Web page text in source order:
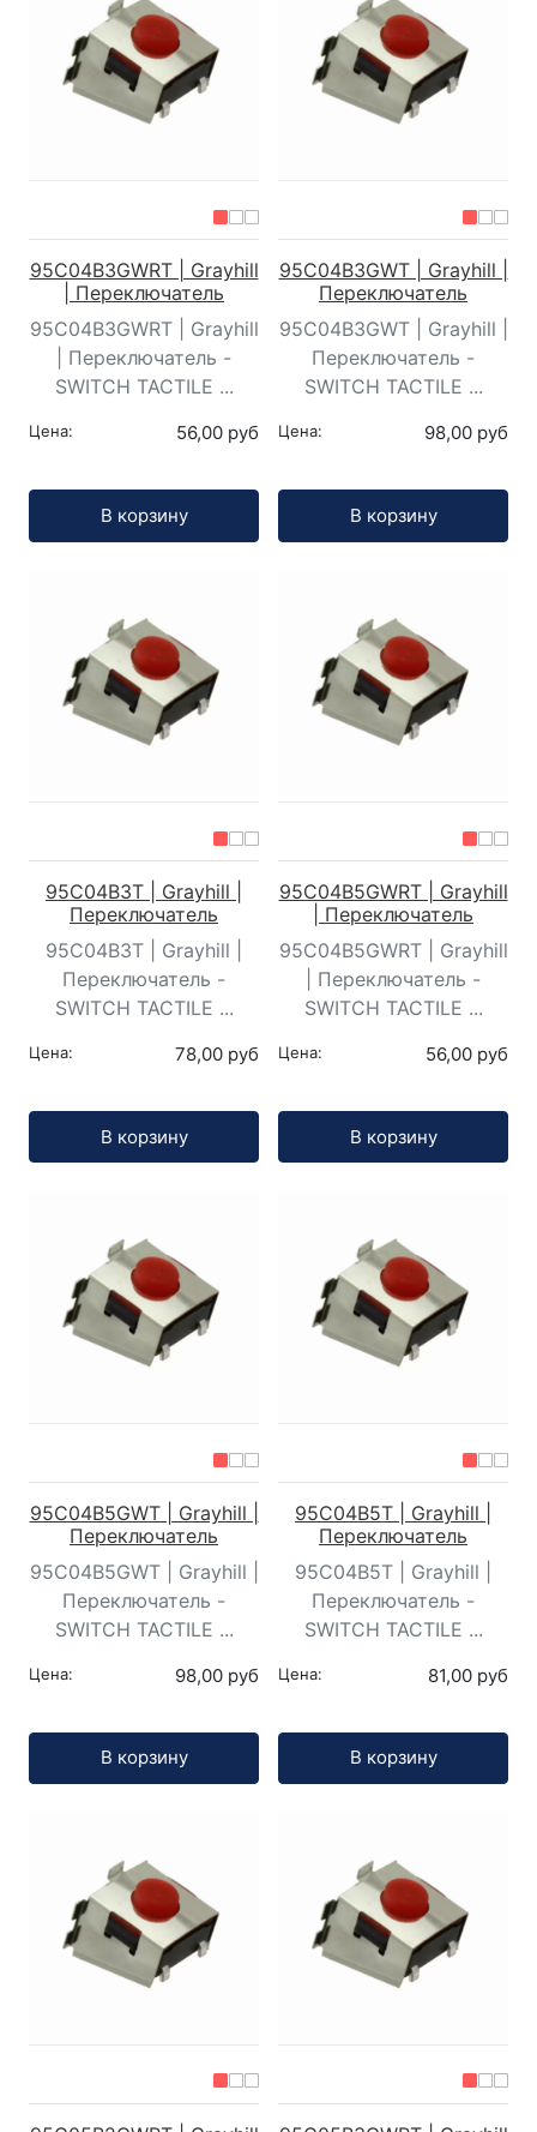
95C04B3GWRT | Grayhill
| Переключатель
95C04B3GWRT | Grayhill
| Переключатель -
SWITCH TACTILE ...
Цена: 56,00 руб
В корзину
95C04B3GWT | Grayhill |
Переключатель
95C04B3GWT | Grayhill |
Переключатель -
SWITCH TACTILE ...
Цена: 98,00 руб
В корзину
95C04B3T | Grayhill |
Переключатель
95C04B3T | Grayhill |
Переключатель -
SWITCH TACTILE ...
Цена: 78,00 руб
В корзину
95C04B5GWRT | Grayhill
| Переключатель
95C04B5GWRT | Grayhill
| Переключатель -
SWITCH TACTILE ...
Цена: 56,00 руб
В корзину
95C04B5GWT | Grayhill |
Переключатель
95C04B5GWT | Grayhill |
Переключатель -
SWITCH TACTILE ...
Цена: 98,00 руб
В корзину
95C04B5T | Grayhill |
Переключатель
95C04B5T | Grayhill |
Переключатель -
SWITCH TACTILE ...
Цена: 81,00 руб
В корзину